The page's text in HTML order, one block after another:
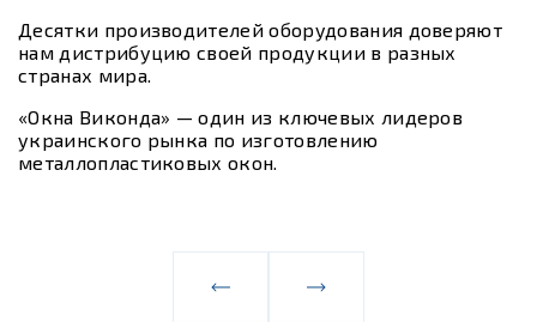
Десятки производителей оборудования доверяют
нам дистрибуцию своей продукции в разных
странах мира.
«Окна Виконда» — один из ключевых лидеров
украинского рынка по изготовлению
металлопластиковых окон.